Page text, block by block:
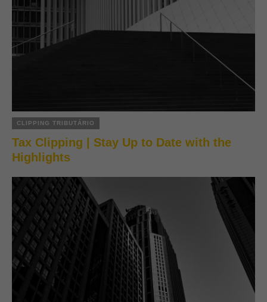
CLIPPING TRIBUTÁRIO
Tax Clipping | Stay Up to Date with the
Highlights